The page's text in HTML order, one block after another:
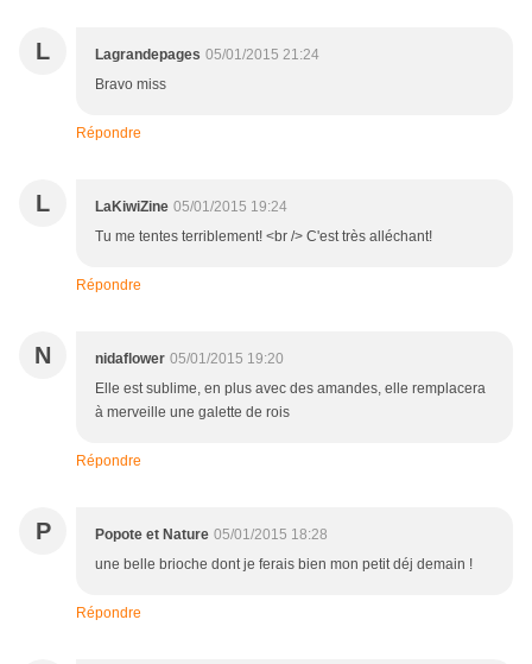
L Lagrandepages 05/01/2015 21:24
Bravo miss
Répondre
L LaKiwiZine 05/01/2015 19:24
Tu me tentes terriblement! <br /> C'est très alléchant!
Répondre
N nidaflower 05/01/2015 19:20
Elle est sublime, en plus avec des amandes, elle remplacera
à merveille une galette de rois
Répondre
P Popote et Nature 05/01/2015 18:28
une belle brioche dont je ferais bien mon petit déj demain !
Répondre